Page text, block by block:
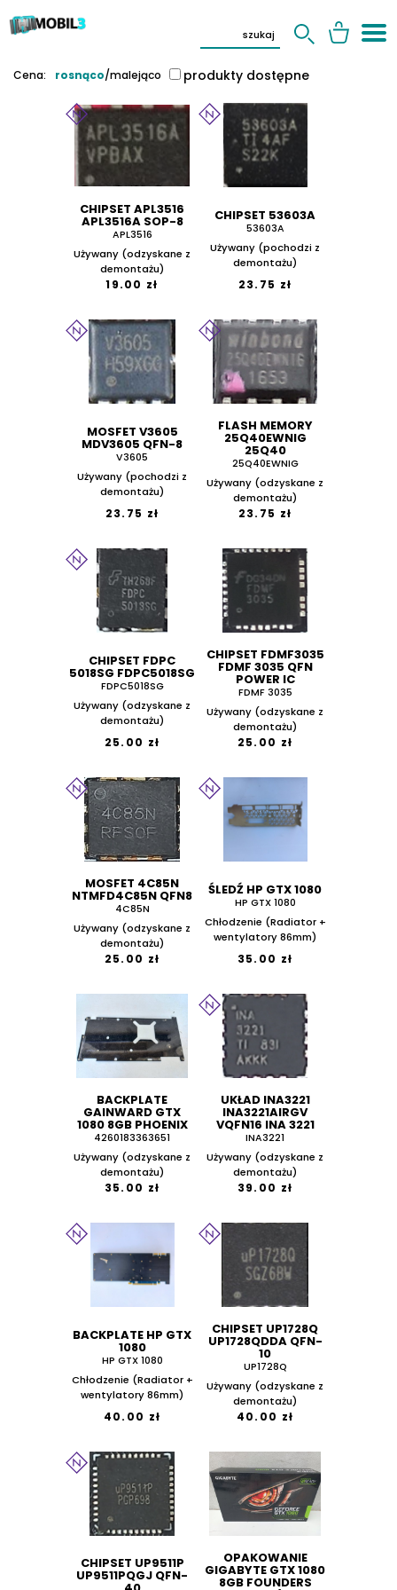
Cena: rosnąco/malejąco produkty dostępne
CHIPSET APL3516
APL3516A SOP-8
APL3516
Używany (odzyskane z
demontażu)
19.00 zł
CHIPSET 53603A
53603A
Używany (pochodzi z
demontażu)
23.75 zł
MOSFET V3605
MDV3605 QFN-8
V3605
Używany (pochodzi z
demontażu)
23.75 zł
FLASH MEMORY
25Q40EWNIG
25Q40
25Q40EWNIG
Używany (odzyskane z
demontażu)
23.75 zł
CHIPSET FDPC
5018SG FDPC5018SG
FDPC5018SG
Używany (odzyskane z
demontażu)
25.00 zł
CHIPSET FDMF3035
FDMF 3035 QFN
POWER IC
FDMF 3035
Używany (odzyskane z
demontażu)
25.00 zł
MOSFET 4C85N
NTMFD4C85N QFN8
4C85N
Używany (odzyskane z
demontażu)
25.00 zł
ŚLEDŹ HP GTX 1080
HP GTX 1080
Chłodzenie (Radiator +
wentylatory 86mm)
35.00 zł
BACKPLATE
GAINWARD GTX
1080 8GB PHOENIX
4260183363651
Używany (odzyskane z
demontażu)
35.00 zł
UKŁAD INA3221
INA3221AIRGV
VQFN16 INA 3221
INA3221
Używany (odzyskane z
demontażu)
39.00 zł
BACKPLATE HP GTX
1080
HP GTX 1080
Chłodzenie (Radiator +
wentylatory 86mm)
40.00 zł
CHIPSET UP1728Q
UP1728QDDA QFN-
10
UP1728Q
Używany (odzyskane z
demontażu)
40.00 zł
CHIPSET UP9511P
UP9511PQGJ QFN-
OPAKOWANIE
GIGABYTE GTX 1080
8GB FOUNDERS